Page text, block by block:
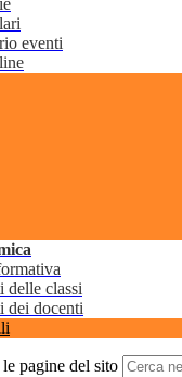
eventi
delle classi
dei docenti
pagine del sito